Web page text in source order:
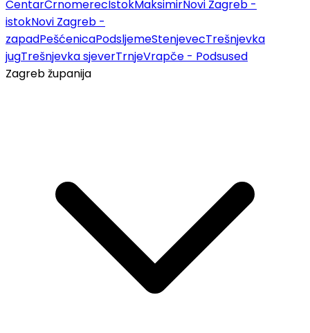
CentarČrnomerecIstokMaksimirNovi Zagreb -
istokNovi Zagreb -
zapadPešćenicaPodsljemeStenjevecTrešnjevka
jugTrešnjevka sjeverTrnjeVrapče - Podsused
Zagreb županija